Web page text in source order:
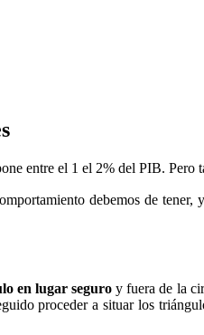
entre el 1 el 2% del PIB.
debemos de
en lugar seguro y fuera de la
proceder a situar los